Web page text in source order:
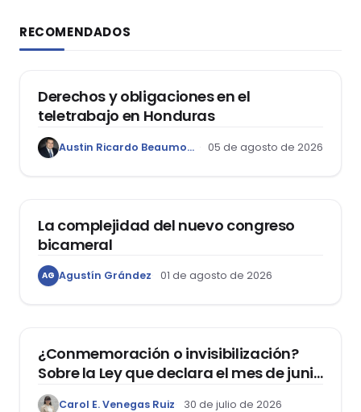
RECOMENDADOS
DERECHO LABORAL
Derechos y obligaciones en el
teletrabajo en Honduras
Austin Ricardo Beaumont Rivera 05 de agosto de 2026
La complejidad del nuevo congreso
bicameral
AG Agustín Grández 01 de agosto de 2026
¿Conmemoración o invisibilización?
Sobre la Ley que declara el mes de junio
como el “Mes de la Vida y la Familia”
Carol E. Venegas Ruiz 30 de julio de 2026